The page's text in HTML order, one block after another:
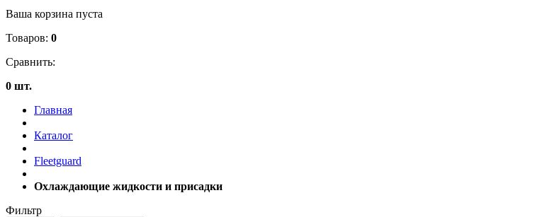
Ваша корзина пуста
Товаров: 0
Сравнить:
0 шт.
Главная
Каталог
Fleetguard
Охлаждающие жидкости и присадки
Фильтр